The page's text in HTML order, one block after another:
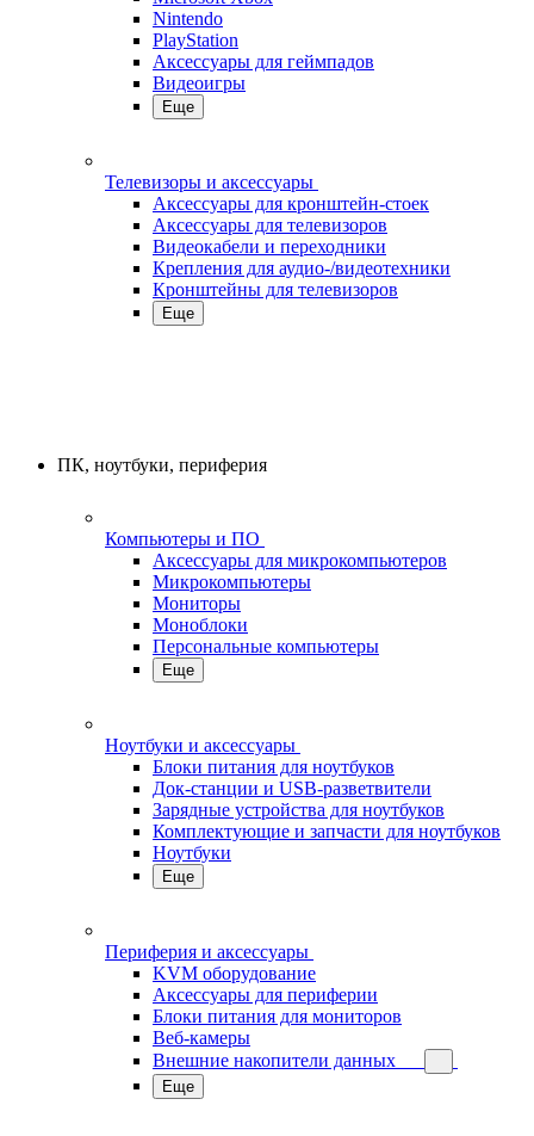
Nintendo
PlayStation
Аксессуары для геймпадов
Видеоигры
Еще
Телевизоры и аксессуары
Аксессуары для кронштейн-стоек
Аксессуары для телевизоров
Видеокабели и переходники
Крепления для аудио-/видеотехники
Кронштейны для телевизоров
Еще
ПК, ноутбуки, периферия
Компьютеры и ПО
Аксессуары для микрокомпьютеров
Микрокомпьютеры
Мониторы
Моноблоки
Персональные компьютеры
Еще
Ноутбуки и аксессуары
Блоки питания для ноутбуков
Док-станции и USB-разветвители
Зарядные устройства для ноутбуков
Комплектующие и запчасти для ноутбуков
Ноутбуки
Еще
Периферия и аксессуары
KVM оборудование
Аксессуары для периферии
Блоки питания для мониторов
Веб-камеры
Внешние накопители данных
Еще